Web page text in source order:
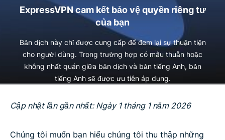
ExpressVPN cam kết bảo vệ quyền riêng tư
của bạn
Bản dịch này chỉ được cung cấp để đem lại sự thuận tiện
cho người dùng. Trong trường hợp có mâu thuẫn hoặc
không nhất quán giữa bản dịch và bản tiếng Anh, bản
tiếng Anh sẽ được ưu tiên áp dụng.
Cập nhật lần gần nhất: Ngày 1 tháng 1 năm 2026
Chúng tôi muốn bạn hiểu chúng tôi thu thập những